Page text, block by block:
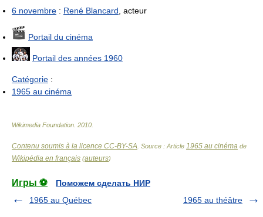
6 novembre : René Blancard , acteur
Portail du cinéma
Portail des années 1960
Catégorie :
1965 au cinéma
Wikimedia Foundation 2010
Contenu soumis à la licence CC-BY-SA . Source : Article 1965 au cinéma de
Wikipédia en français (auteurs)
Игры ⚽
Поможем сделать НИР
1965 au Québec
1965 au théâtre